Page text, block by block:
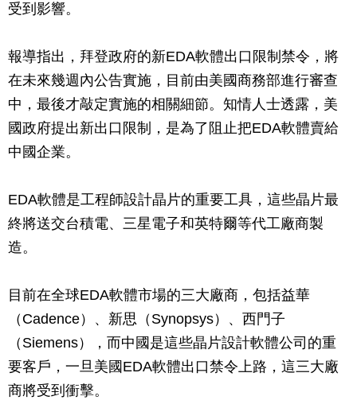
受到影響。
報導指出，拜登政府的新EDA軟體出口限制禁令，將
在未來幾週內公告實施，目前由美國商務部進行審查
中，最後才敲定實施的相關細節。知情人士透露，美
國政府提出新出口限制，是為了阻止把EDA軟體賣給
中國企業。
EDA軟體是工程師設計晶片的重要工具，這些晶片最
終將送交台積電、三星電子和英特爾等代工廠商製
造。
目前在全球EDA軟體市場的三大廠商，包括益華
（Cadence）、新思（Synopsys）、西門子
（Siemens），而中國是這些晶片設計軟體公司的重
要客戶，一旦美國EDA軟體出口禁令上路，這三大廠
商將受到衝擊。